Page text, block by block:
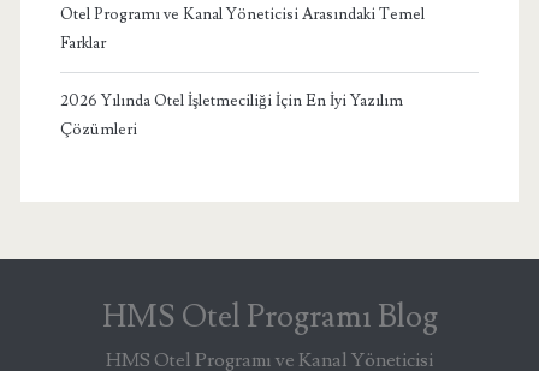
Otel Programı ve Kanal Yöneticisi Arasındaki Temel
Farklar
2026 Yılında Otel İşletmeciliği İçin En İyi Yazılım
Çözümleri
HMS Otel Programı Blog
HMS Otel Programı ve Kanal Yöneticisi